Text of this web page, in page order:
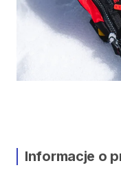
Informacje o